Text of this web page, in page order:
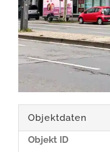
Objektdaten
Objekt ID